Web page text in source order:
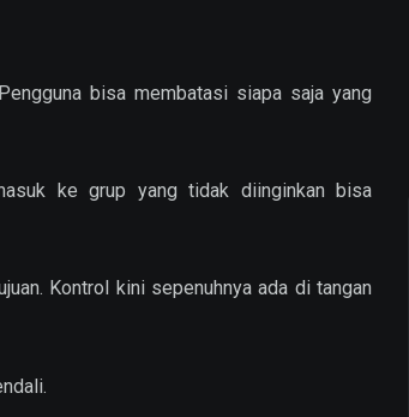
bisa membatasi siapa saja yang
ke grup yang tidak diinginkan bisa
Kontrol kini sepenuhnya ada di tangan